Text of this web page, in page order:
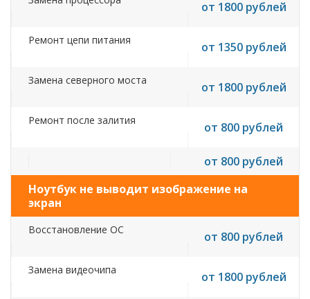
от 1800 рублей
Ремонт цепи питания от 1350 рублей
Замена северного моста от 1800 рублей
Ремонт после залития от 800 рублей
от 800 рублей
Ноутбук не выводит изображение на
экран
Восстановление ОС от 800 рублей
Замена видеочипа от 1800 рублей